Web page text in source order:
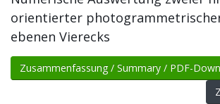
orientierter
ebenen Vierecks
Zusammenfassung / Summary / PDF-